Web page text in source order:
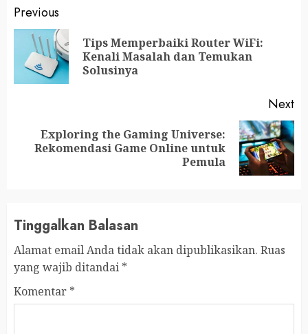
Continue
Reading
Previous
Tips Memperbaiki Router WiFi:
Kenali Masalah dan Temukan
Solusinya
Next
Next
Exploring the Gaming Universe:
Rekomendasi Game Online untuk
Pemula
Tinggalkan Balasan
Alamat email Anda tidak akan dipublikasikan. Ruas
yang wajib ditandai *
Komentar *